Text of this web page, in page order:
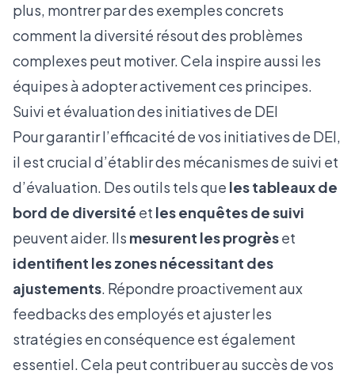
plus, montrer par des exemples concrets
comment la diversité résout des problèmes
complexes peut motiver. Cela inspire aussi les
équipes à adopter activement ces principes.
Suivi et évaluation des initiatives de DEI
Pour garantir l’efficacité de vos initiatives de DEI,
il est crucial d’établir des mécanismes de suivi et
d’évaluation. Des outils tels que les tableaux de
bord de diversité et les enquêtes de suivi
peuvent aider. Ils mesurent les progrèset
identifient les zones nécessitant des
ajustements. Répondre proactivement aux
feedbacks des employés et ajuster les
stratégies en conséquence est également
essentiel. Cela peut contribuer au succès de vos